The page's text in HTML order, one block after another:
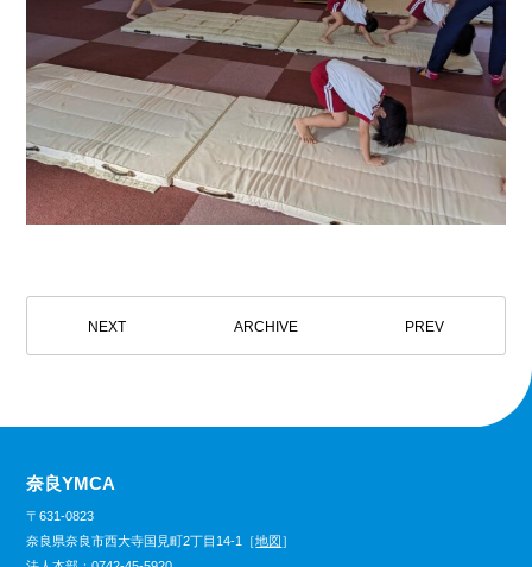
NEXT ARCHIVE PREV
奈良YMCA
〒631-0823
奈良県奈良市西大寺国見町2丁目14-1［地図］